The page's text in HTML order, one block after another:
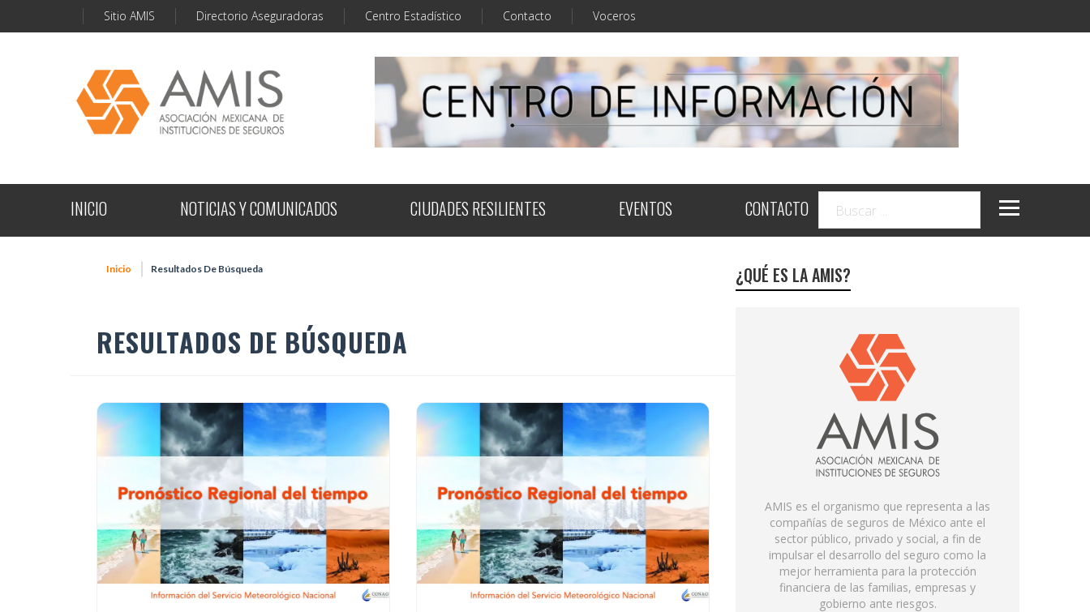
Sitio AMIS Directorio Aseguradoras Centro Estadístico Contacto Voceros
INICIO NOTICIAS Y COMUNICADOS CIUDADES RESILIENTES EVENTOS CONTACTO
Inicio Resultados De Búsqueda
RESULTADOS DE BÚSQUEDA
¿QUÉ ES LA AMIS?
AMIS es el organismo que representa a las
compañías de seguros de México ante el
sector público, privado y social, a fin de
impulsar el desarrollo del seguro como la
mejor herramienta para la protección
financiera de las familias, empresas y
gobierno ante riesgos.